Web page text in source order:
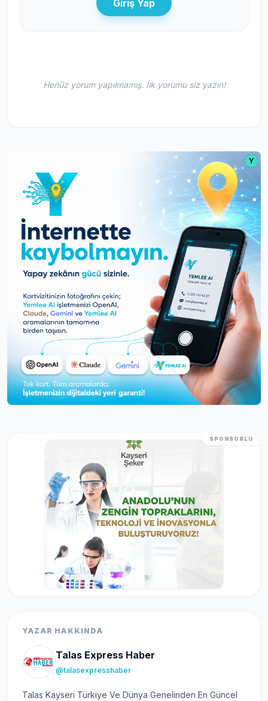
Giriş Yap
Henüz yorum yapılmamış. İlk yorumu siz yazın!
SPONSORLU
YAZAR HAKKINDA
Talas Express Haber
@talasexpresshaber
Talas Kayseri Türkiye Ve Dünya Genelinden En Güncel